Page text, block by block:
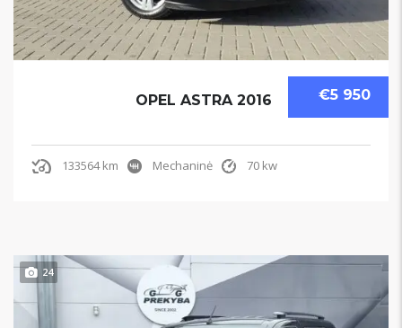
€5 950
OPEL ASTRA 2016
133564 km Mechaninė 70 kw
24